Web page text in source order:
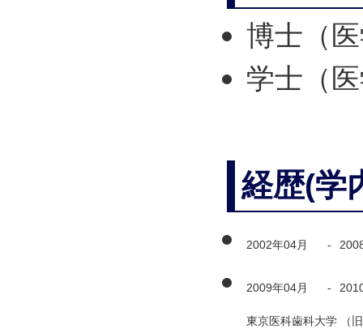
博士（
学士（
経歴(学
2002年04月 -
2009年04月 -
東京医科歯科大学 （